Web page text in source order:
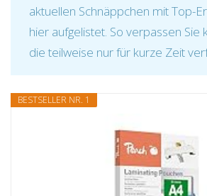
aktuellen Schnäppchen mit Top-
hier aufgelistet. So verpassen Sie
die teilweise nur für kurze Zeit
BESTSELLER NR. 1